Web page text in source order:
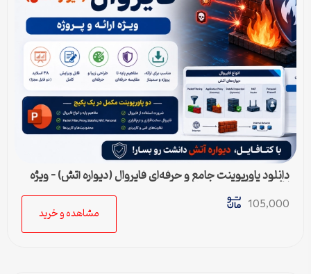
دانلود پاورپوینت جامع و حرفه‌ای فایروال (دیواره آتش) – ویژه
ارائه و پروژه
105,000
مشاهده و خرید